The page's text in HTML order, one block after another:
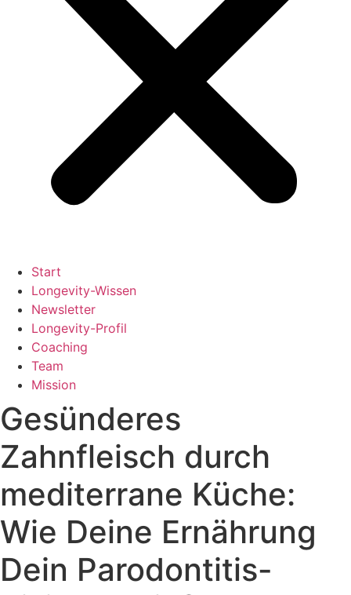
Start
Longevity-Wissen
Newsletter
Longevity-Profil
Coaching
Team
Mission
Gesünderes
Zahnfleisch durch
mediterrane Küche:
Wie Deine Ernährung
Dein Parodontitis-